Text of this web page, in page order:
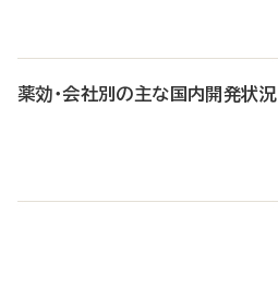
薬効・会社別の主な国内開発状況